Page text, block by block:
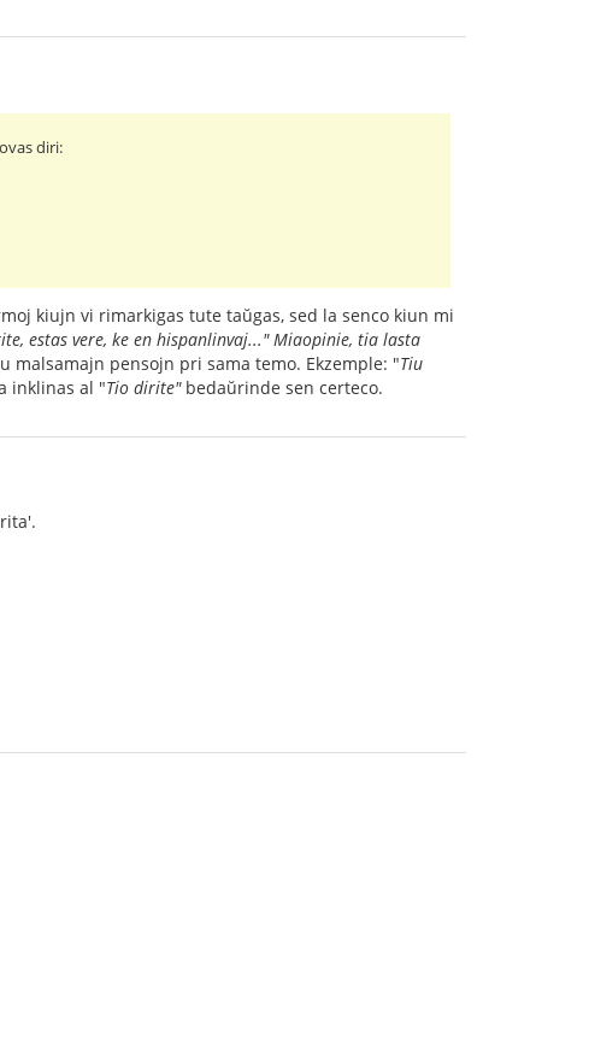
diri:
kiujn vi rimarkigas tute taŭgas, sed la senco kiun mi
estas vere, ke en hispanlinvaj..." Miaopinie, tia lasta
malsamajn pensojn pri sama temo. Ekzemple: "Tiu
inklinas al "Tio dirite"bedaŭrinde sen certeco.